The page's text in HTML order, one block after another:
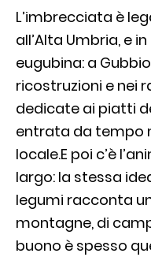
L’imbrecciata è
all’Alta Umbria, e
eugubina: a
ricostruzioni e nei
dedicate ai piatti
entrata da tempo
locale.E poi c’è
largo: la stessa
legumi racconta
montagne, di
buono è spesso